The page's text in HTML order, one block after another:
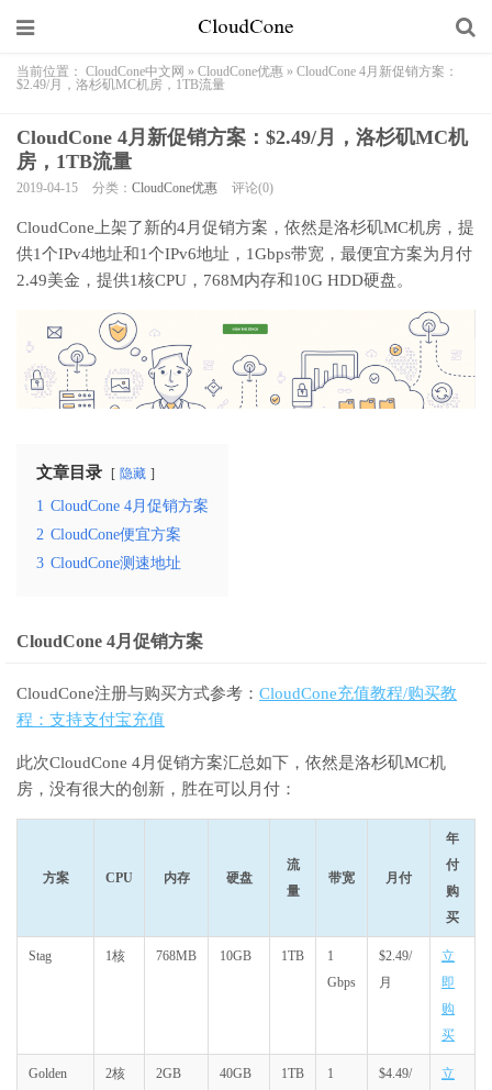
当前位置： CloudCone中文网 » CloudCone优惠 » CloudCone 4月新促销方案：
$2.49/月，洛杉矶MC机房，1TB流量
CloudCone 4月新促销方案：$2.49/月，洛杉矶MC机
房，1TB流量
2019-04-15 分类： CloudCone优惠 评论(0)
CloudCone上架了新的4月促销方案，依然是洛杉矶MC机房，提
供1个IPv4地址和1个IPv6地址，1Gbps带宽，最便宜方案为月付
2.49美金，提供1核CPU，768M内存和10G HDD硬盘。
文章目录 隐藏
1 CloudCone 4月促销方案
2 CloudCone便宜方案
3 CloudCone测速地址
CloudCone 4月促销方案
CloudCone注册与购买方式参考： CloudCone充值教程/购买教
程：支持支付宝充值
此次CloudCone 4月促销方案汇总如下，依然是洛杉矶MC机
房，没有很大的创新，胜在可以月付：
方案 CPU 内存 硬盘
流
量
带宽 月付
年
付
购
买
Stag 1核 768MB 10GB 1TB
1
Gbps
$2.49/
月
立
即
购
买
Golden
2核 2GB 40GB 1TB
1
$4.49/
立